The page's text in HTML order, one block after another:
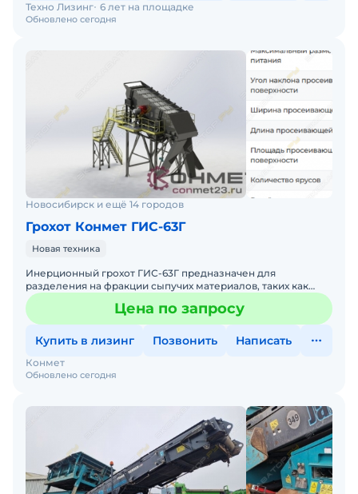
Обновлено сегодня
Техно Лизинг 6 лет на площадке
Новосибирск и ещё 14 городов
Грохот Конмет ГИС-63Г
Новая техника
Инерционный грохот ГИС-63Г предназначен для
разделения на фракции сыпучих материалов, таких как
щебень, гравий, уголь и другие горные породы. Модель
широко прим
Цена по запросу
Купить в лизинг Позвонить Написать
Обновлено сегодня
Конмет